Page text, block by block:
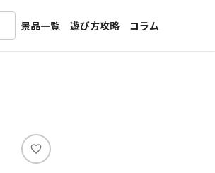
景品一覧
新着景品
遊び方攻略
コラム
インタビュー
い